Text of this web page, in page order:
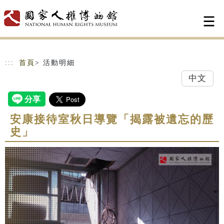
::: 首頁 > 活動明細
中文
安康接待室秋日導覽「揭露被遺忘的歷
史」